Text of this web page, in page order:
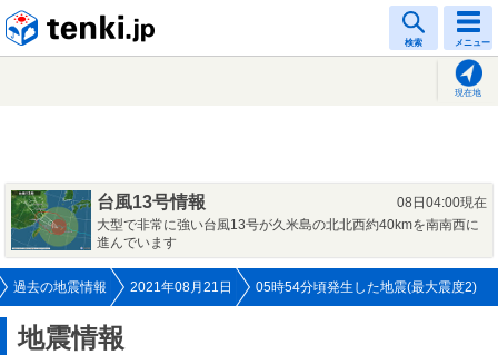
検索 メニュー
現在地
台風13号情報
08日04:00現在
大型で非常に強い台風13号が久米島の北北西約40kmを南南西に
進んでいます
過去の地震情報 2021年08月21日 05時54分頃発生した地震(最大震度2)
地震情報